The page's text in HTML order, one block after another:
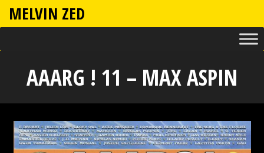
MELVIN ZED
AAARG ! 11 – MAX ASPIN